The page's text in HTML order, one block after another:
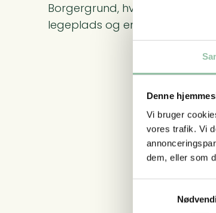
Denne
Vi bruger
vores trafik. Vi
dem, eller som
Borgergrund, hvor der både
legeplads og en overdækket